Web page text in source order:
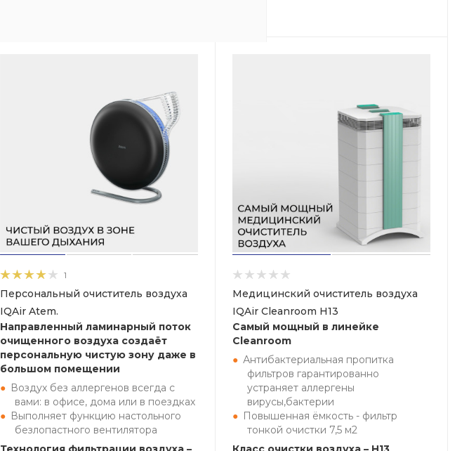
1
Персональный очиститель воздуха
IQAir Atem.
Направленный ламинарный поток
очищенного воздуха создаёт
персональную чистую зону даже в
большом помещении
Воздух без аллергенов всегда с
вами: в офисе, дома или в поездках
Выполняет функцию настольного
безлопастного вентилятора
Медицинский очиститель воздуха
IQAir Cleanroom H13
Самый мощный в линейке
Cleanroom
Антибактериальная пропитка
фильтров гарантированно
устраняет аллергены
вирусы,бактерии
Повышенная ёмкость - фильтр
тонкой очистки 7,5 м2